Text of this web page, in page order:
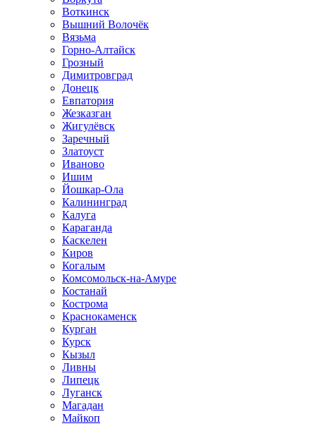
Воткинск
Вышний Волочёк
Вязьма
Горно-Алтайск
Грозный
Димитровград
Донецк
Евпатория
Жезказган
Жигулёвск
Заречный
Златоуст
Иваново
Ишим
Йошкар-Ола
Калининград
Калуга
Караганда
Каскелен
Киров
Когалым
Комсомольск-на-Амуре
Костанай
Кострома
Краснокаменск
Курган
Курск
Кызыл
Ливны
Липецк
Луганск
Магадан
Майкоп